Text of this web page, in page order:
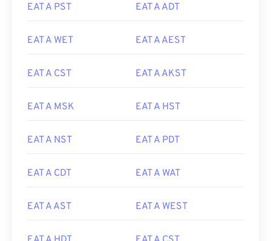
EAT A PST EAT A ADT
EAT A WET EAT A AEST
EAT A CST EAT A AKST
EAT A MSK EAT A HST
EAT A NST EAT A PDT
EAT A CDT EAT A WAT
EAT A AST EAT A WEST